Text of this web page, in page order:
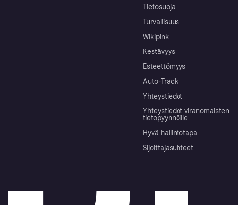
Tietosuoja
Turvallisuus
Wikipink
Kestävyys
Esteettömyys
Auto-Track
Yhteystiedot
Yhteystiedot viranomaisten
tietopyynnöille
Hyvä hallintotapa
Sijoittajasuhteet